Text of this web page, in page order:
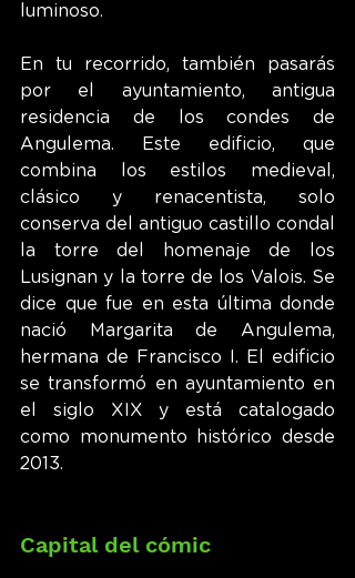
luminoso.
En tu recorrido, también pasarás
por el ayuntamiento, antigua
residencia de los condes de
Angulema. Este edificio, que
combina los estilos medieval,
clásico y renacentista, solo
conserva del antiguo castillo condal
la torre del homenaje de los
Lusignan y la torre de los Valois. Se
dice que fue en esta última donde
nació Margarita de Angulema,
hermana de Francisco I. El edificio
se transformó en ayuntamiento en
el siglo XIX y está catalogado
como monumento histórico desde
2013.
Capital del cómic